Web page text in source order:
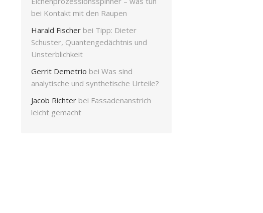
bei Kontakt mit den Raupen
Harald Fischer bei Tipp: Dieter
Schuster, Quantengedächtnis und
Unsterblichkeit
Gerrit Demetrio bei Was sind
analytische und synthetische Urteile?
Jacob Richter bei Fassadenanstrich
leicht gemacht